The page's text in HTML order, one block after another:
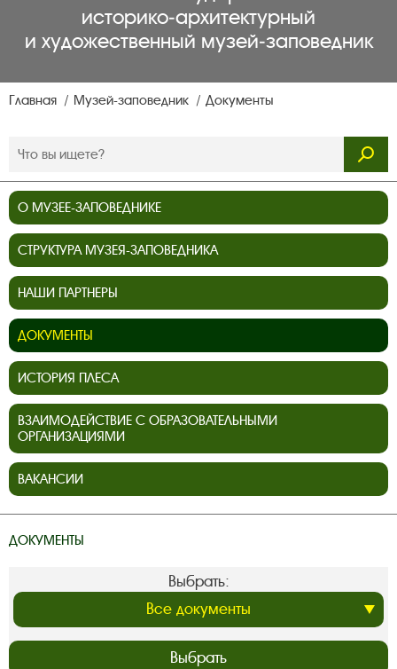
историко‑архитектурный
и художественный музей‑заповедник
Главная Музей-заповедник Документы
О МУЗЕЕ-ЗАПОВЕДНИКЕ
СТРУКТУРА МУЗЕЯ-ЗАПОВЕДНИКА
НАШИ ПАРТНЕРЫ
ДОКУМЕНТЫ
ИСТОРИЯ ПЛЕСА
ВЗАИМОДЕЙСТВИЕ С ОБРАЗОВАТЕЛЬНЫМИ
ОРГАНИЗАЦИЯМИ
ВАКАНСИИ
ДОКУМЕНТЫ
Выбрать:
Выбрать